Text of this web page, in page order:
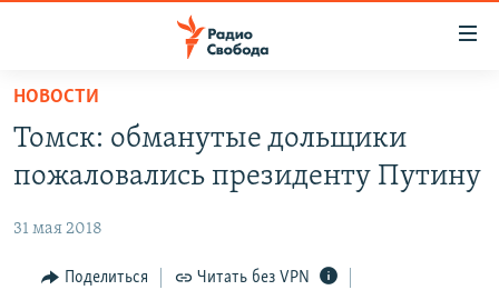
упрощенного
доступа
основному
Вернутся
ЦИТАТЫ СВОБОДЫ
МНЕНИЯ
НОВОСТИ
Томск: обманутые дольщики
пожаловались президенту Путину
31 мая 2018
Поделиться Читать без VPN